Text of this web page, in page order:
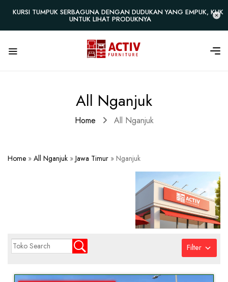
KURSI TUMPUK SERBAGUNA DENGAN DUDUKAN YANG EMPUK, KLIK
UNTUK LIHAT PRODUKNYA
All Nganjuk
Home All Nganjuk
Home » All Nganjuk » Jawa Timur » Nganjuk
Filter